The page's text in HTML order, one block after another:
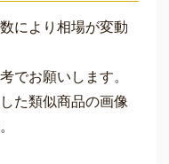
により相場が変動
でお願いします。
た類似商品の画像